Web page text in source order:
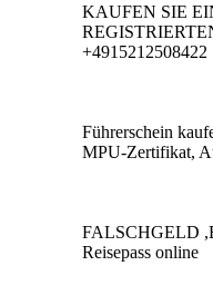
KAUFEN SIE
+4915212508422
Führerschein
MPU-Zertifikat,
FALSCHGELD
Reisepass online